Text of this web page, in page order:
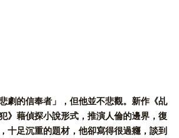
劇的信奉者」，但他並不悲觀。新作《乩
》藉偵探小說形式，推演人倫的邊界，復
十足沉重的題材，他卻寫得很過癮，談到